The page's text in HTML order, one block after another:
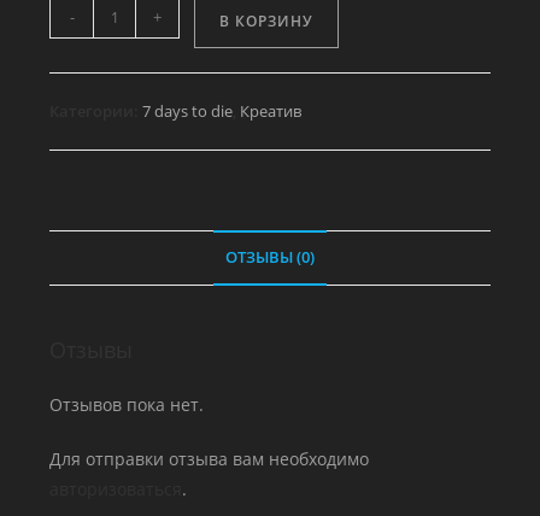
Количество
товара
Стойка
- + В КОРЗИНУ
Категории:7 days to die Креатив
ОТЗЫВЫ (0)
Отзывов пока нет.
Для отправки отзыва вам необходимо
.